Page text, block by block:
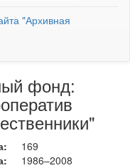
"Архивная
фонд:
169
1986–2008